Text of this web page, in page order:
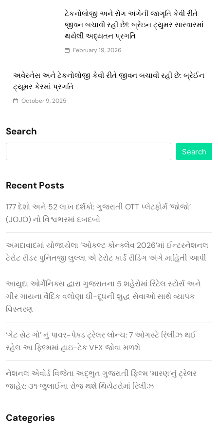
ટેકનોલોજી અને રોગ અંગેની જાગૃતિ કેવી રીતે
જીવન બચાવી રહી છે!: બ્રેઇન ટ્યુમર સારવારમાં
થયેલી અદ્યતન પ્રગતિ
February 19, 2026
અવેરનેસ અને ટેકનોલોજી કેવી રીતે જીવન બચાવી રહી છે: બ્રેઈન
ટ્યૂમર કેરમાં પ્રગતિ
October 9, 2025
Search
Search
Recent Posts
177 દેશો અને 52 લાખ દર્શકો: ગુજરાતી OTT પ્લેટફોર્મ ‘જોજો’
(JOJO) નો વિશ્વભરમાં દબદબો
અમદાવાદમાં યોજાયેલા ‘ઓકલ્ટ કોન્ક્લેવ 2026’માં ઈન્ટરનેશનલ
ટેરોટ રીડર પુનિતજી લુલ્લા એ ટેરોટ કાર્ડ રીડિંગ અંગે માહિતી આપી
આયુદા ઓર્ગેનિક્સ દ્વારા ગુજરાતના 5 શહેરોમાં રિટેલ સ્ટોર્સ અને
ગીર ગાયના વૈદિક વલોણા ઘી-દૂધની શુદ્ધ સેવાઓ સાથે વ્યાપક
વિસ્તરણ
‘ગેટ સેટ ગો’ નું પાવર-પેક્ડ ટ્રેલર લોન્ચ: 7 ઓગસ્ટે રિલીઝ થઈ
રહેલ આ ફિલ્મમાં હાઇ-ટેક VFX જોવા મળશે
નેશનલ એવોર્ડ વિજેતા અદ્ભુત ગુજરાતી ફિલ્મ ‘મારણ’નું ટ્રેલર
જાહેર: ૩૧ જુલાઈના રોજ થશે થિયેટરોમાં રિલીઝ
Categories